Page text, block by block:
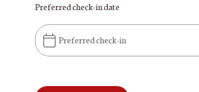
Preferred check-in date
Preferred check-in